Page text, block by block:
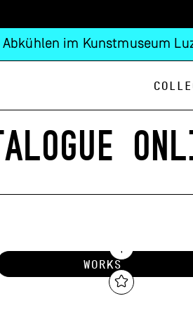
Abkühlen im Kunstmuseum
WORKS